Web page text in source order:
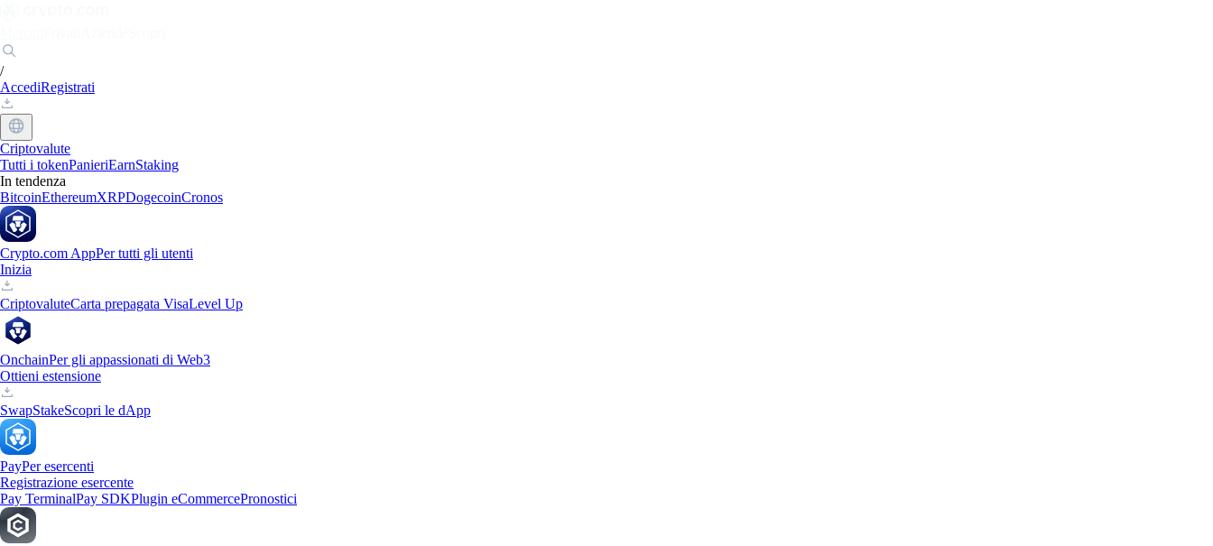
/
AccediRegistrati
Criptovalute
Tutti i tokenPanieriEarnStaking
In tendenza
BitcoinEthereumXRPDogecoinCronos
Crypto.com AppPer tutti gli utenti
Inizia
CriptovaluteCarta prepagata VisaLevel Up
OnchainPer gli appassionati di Web3
Ottieni estensione
SwapStakeScopri le dApp
PayPer esercenti
Registrazione esercente
Pay TerminalPay SDKPlugin eCommercePronostici